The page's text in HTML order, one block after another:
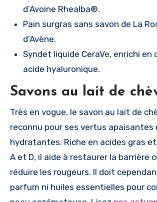
d’Avoine Rhealba®.
Pain surgras sans savon de La
d’Avène.
Syndet liquide CeraVe, enrichi en
acide hyaluronique.
Savons au lait de
Très en vogue, le savon au lait de
reconnu pour ses vertus apaisantes
hydratantes. Riche en acides gras
A et D, il aide à restaurer la barrière
réduire les rougeurs. Il doit
parfum ni huiles essentielles pour